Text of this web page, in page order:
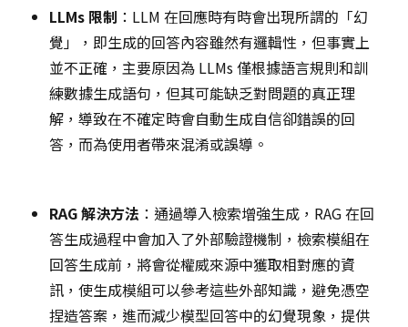
LLMs 限制 ：LLM 在回應時有時會出現所謂的「幻
覺」，即生成的回答內容雖然有邏輯性，但事實上
並不正確，主要原因為 LLMs 僅根據語言規則和訓
練數據生成語句，但其可能缺乏對問題的真正理
解，導致在不確定時會自動生成自信卻錯誤的回
答，而為使用者帶來混淆或誤導。
RAG 解決方法 ：通過導入檢索增強生成，RAG 在回
答生成過程中會加入了外部驗證機制，檢索模組在
回答生成前，將會從權威來源中獲取相對應的資
訊，使生成模組可以參考這些外部知識，避免憑空
捏造答案，進而減少模型回答中的幻覺現象，提供